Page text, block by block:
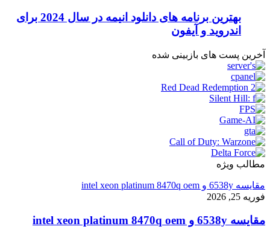
بهترین برنامه های دانلود انیمه در سال 2024 برای
اندروید و آیفون
آخرین پست های بازبینی شده
مطالب ویژه
مقایسه 6538y و intel xeon platinum 8470q oem
فوریه 25, 2026
مقایسه 6538y و intel xeon platinum 8470q oem